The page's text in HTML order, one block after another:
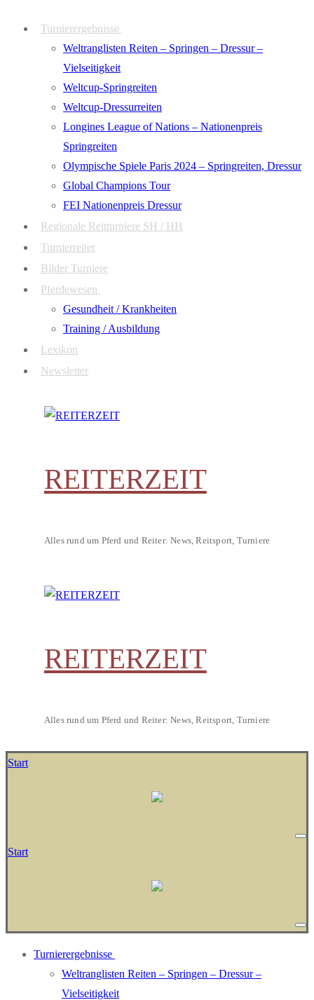
Turnierergebnisse
Weltranglisten Reiten – Springen – Dressur –
Vielseitigkeit
Weltcup-Springreiten
Weltcup-Dressurreiten
Longines League of Nations – Nationenpreis
Springreiten
Olympische Spiele Paris 2024 – Springreiten, Dressur
Global Champions Tour
FEI Nationenpreis Dressur
Regionale Reitturniere SH / HH
Turnierreiter
Bilder Turniere
Pferdewesen
Gesundheit / Krankheiten
Training / Ausbildung
Lexikon
Newsletter
REITERZEIT
Alles rund um Pferd und Reiter: News, Reitsport, Turniere
REITERZEIT
Alles rund um Pferd und Reiter: News, Reitsport, Turniere
Start
Start
Turnierergebnisse
Weltranglisten Reiten – Springen – Dressur –
Vielseitigkeit